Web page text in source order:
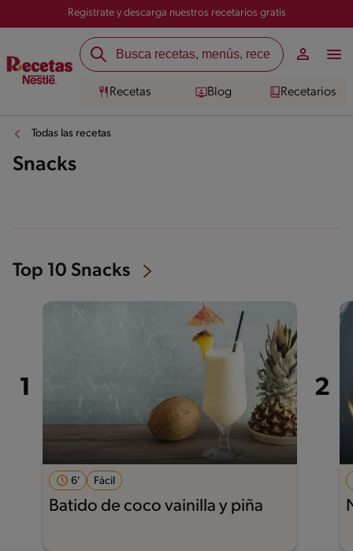
Registrate y descarga nuestros recetarios gratis
Recetas Blog Recetarios
Todas las recetas
Snacks
Top 10 Snacks
6' Fácil
Batido de coco vainilla y piña